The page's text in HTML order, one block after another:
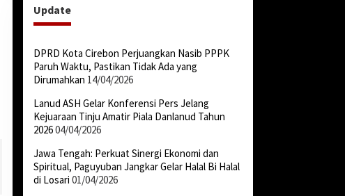
Update
DPRD Kota Cirebon Perjuangkan Nasib PPPK
Paruh Waktu, Pastikan Tidak Ada yang
Dirumahkan 14/04/2026
Lanud ASH Gelar Konferensi Pers Jelang
Kejuaraan Tinju Amatir Piala Danlanud Tahun
202604/04/2026
Jawa Tengah: Perkuat Sinergi Ekonomi dan
Spiritual, Paguyuban Jangkar Gelar Halal Bi Halal
di Losari 01/04/2026